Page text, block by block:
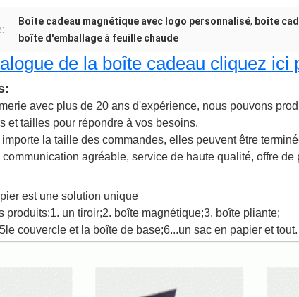
Boîte cadeau magnétique avec logo personnalisé, boîte
boîte d'emballage à feuille chaude
de la boîte cadeau cliquez ici
avec plus de 20 ans d'expérience, nous pouvons
et tailles pour répondre à vos besoins.
importe la taille des commandes, elles peuvent être
agréable, service de haute qualité, offre de
est une solution unique
produits:1. un tiroir;2. boîte magnétique;3. boîte pliante;
couvercle et la boîte de base;6...un sac en papier et tout.